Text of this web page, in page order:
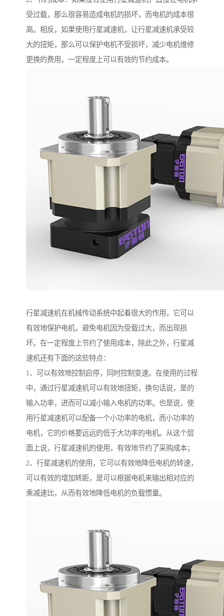
受过载，那么很容易造成电机的损坏，而电机的成本很
高。相反，如果使用行星减速机，让行星减速机承受较
大的扭矩，那么可以保护电机不受损坏，减少电机维修
更换的费用，一定程度上可以有效的节约成本。
行星减速机在机械传动系统中起着很大的作用，它可以
有效地保护电机，避免电机因为受载过大，而出现损
坏。在一定程度上节约了使用成本，除此之外，行星减
速机还有下面的这些特点：
1、可以有效地控制启停，同时控制变速。在使用的过程
中，通过行星减速机可以有效地扭矩，换句话说，是的
输入功率，进而可以减小输入电机的功率。也是说，使
用行星减速机可以配备一个小功率的电机，而小功率的
电机，它的价格要远远的低于大功率的电机。从这个层
面上说，行星减速机的使用，有效地节约了采购成本；
2、行星减速机的使用，它可以有效地降低电机的转速，
可以有效的增加转距，是可以根据电机来输出相对应的
乘减速比，从而有效地降低电机的负载惯量。